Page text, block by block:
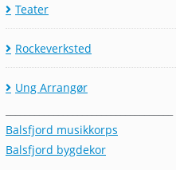
Teater
Rockeverksted
Ung Arrangør
Balsfjord musikkorps
Balsfjord bygdekor